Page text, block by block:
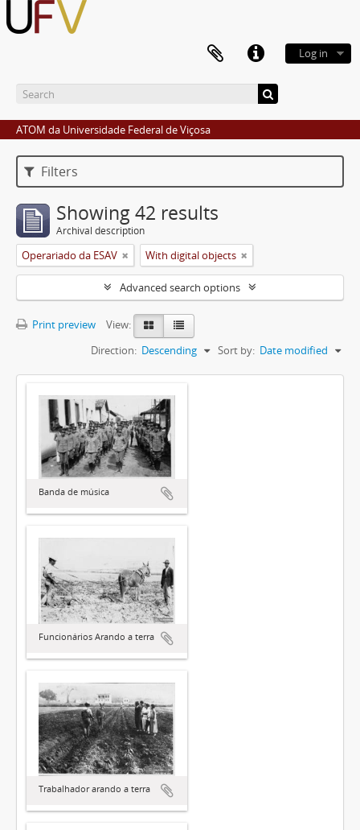
Log in
ATOM da Universidade Federal de Viçosa
Filters
Showing 42 results
Archival description
Operariado da ESAV With digital objects
Advanced search options
Print preview
View:
Sort by: Date modified
Direction: Descending
Banda de música
Funcionários Arando a terra
Trabalhador arando a terra